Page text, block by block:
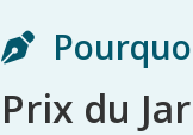
Prix du